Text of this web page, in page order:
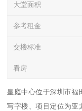
大堂面积
参考租金
交楼标准
看房
皇庭中心位于深圳市福
写字楼、项目定位为亚